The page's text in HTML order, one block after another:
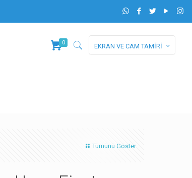
0 EKRAN VE CAM TAMİRİ
Tümünü Göster